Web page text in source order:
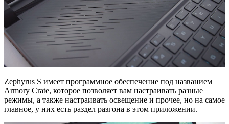
Zephyrus S имеет программное обеспечение под названием
Armory Crate, которое позволяет вам настраивать разные
режимы, а также настраивать освещение и прочее, но на самое
главное, у них есть раздел разгона в этом приложении.